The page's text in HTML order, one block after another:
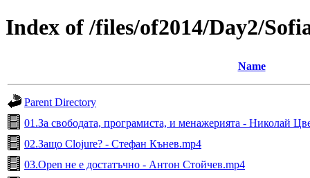
Index of /files/of2014/Day2/
Name
Parent Directory
01.За свободата, програмиста, и менажерията - Николай
02.Защо Clojure? - Стефан Кънев.mp4
03.Open не е достатъчно - Антон Стойчев.mp4